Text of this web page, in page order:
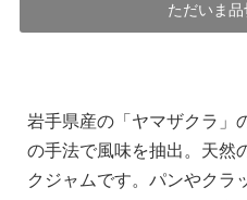
ただいま
岩手県産の「ヤマザクラ」
の手法で風味を抽出。天然
クジャムです。パンやクラ